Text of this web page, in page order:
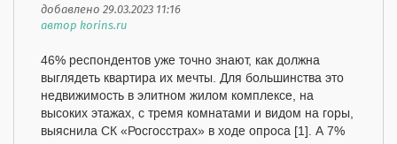
добавлено 29.03.2023 11:16
автор korins.ru
46% респондентов уже точно знают, как должна
выглядеть квартира их мечты. Для большинства это
недвижимость в элитном жилом комплексе, на
высоких этажах, с тремя комнатами и видом на горы,
выяснила СК «Росгосстрах» в ходе опроса [1]. А 7%